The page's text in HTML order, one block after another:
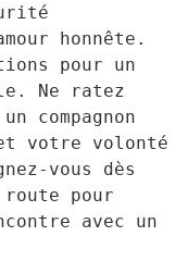
honnête.
pour un
Ne ratez
compagnon
votre volonté
vous dès
pour
avec un